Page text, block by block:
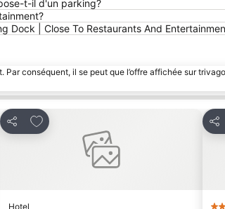
t-il d'un parking?
Dock | Close To Restaurants And
conséquent, il se peut que l’offre affichée sur
Partager
Ajouter à mes favoris
Hotel